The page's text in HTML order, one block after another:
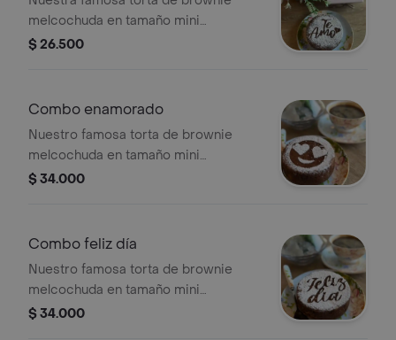
melcochuda en tamaño mini
personalizada con mensaje te amo.
$ 26.500
Combo enamorado
Nuestro famosa torta de brownie
melcochuda en tamaño mini
personalizada con emoji (cara de
$ 34.000
Combo feliz día
Nuestro famosa torta de brownie
melcochuda en tamaño mini
personalizada con mensaje felíz día +
$ 34.000